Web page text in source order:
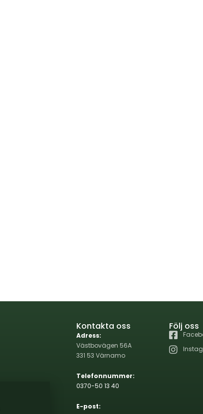
Kontakta oss
Adress:
Västbovägen 56A
331 53 Värnamo
Telefonnummer:
0370-50 13 40
E-post:
Följ oss